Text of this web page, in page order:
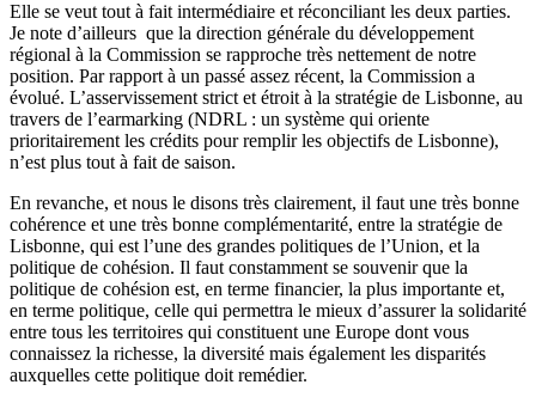
Elle se veut tout à fait intermédiaire et réconciliant les deux parties.
Je note d’ailleurs que la direction générale du développement
régional à la Commission se rapproche très nettement de notre
position. Par rapport à un passé assez récent, la Commission a
évolué. L’asservissement strict et étroit à la stratégie de Lisbonne, au
travers de l’earmarking (NDRL : un système qui oriente
prioritairement les crédits pour remplir les objectifs de Lisbonne),
n’est plus tout à fait de saison.
En revanche, et nous le disons très clairement, il faut une très bonne
cohérence et une très bonne complémentarité, entre la stratégie de
Lisbonne, qui est l’une des grandes politiques de l’Union, et la
politique de cohésion. Il faut constamment se souvenir que la
politique de cohésion est, en terme financier, la plus importante et,
en terme politique, celle qui permettra le mieux d’assurer la solidarité
entre tous les territoires qui constituent une Europe dont vous
connaissez la richesse, la diversité mais également les disparités
auxquelles cette politique doit remédier.